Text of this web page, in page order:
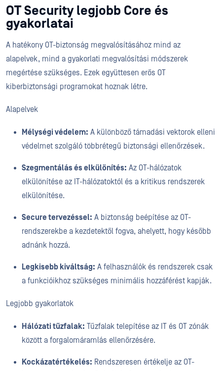
OT Security legjobb Core és
gyakorlatai
A hatékony OT-biztonság megvalósításához mind az
alapelvek, mind a gyakorlati megvalósítási módszerek
megértése szükséges. Ezek együttesen erős OT
kiberbiztonsági programokat hoznak létre.
Alapelvek
Mélységi védelem: A különböző támadási vektorok elleni
védelmet szolgáló többrétegű biztonsági ellenőrzések.
Szegmentálás és elkülönítés: Az OT-hálózatok
elkülönítése az IT-hálózatoktól és a kritikus rendszerek
elkülönítése.
Secure tervezéssel: A biztonság beépítése az OT-
rendszerekbe a kezdetektől fogva, ahelyett, hogy később
adnánk hozzá.
Legkisebb kiváltság: A felhasználók és rendszerek csak
a funkcióikhoz szükséges minimális hozzáférést kapják.
Legjobb gyakorlatok
Hálózati tűzfalak: Tűzfalak telepítése az IT és OT zónák
között a forgalomáramlás ellenőrzésére.
Kockázatértékelés: Rendszeresen értékelje az OT-